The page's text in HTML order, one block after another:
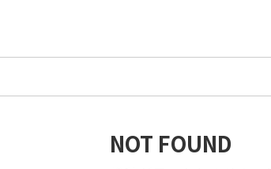
NOT FOUND